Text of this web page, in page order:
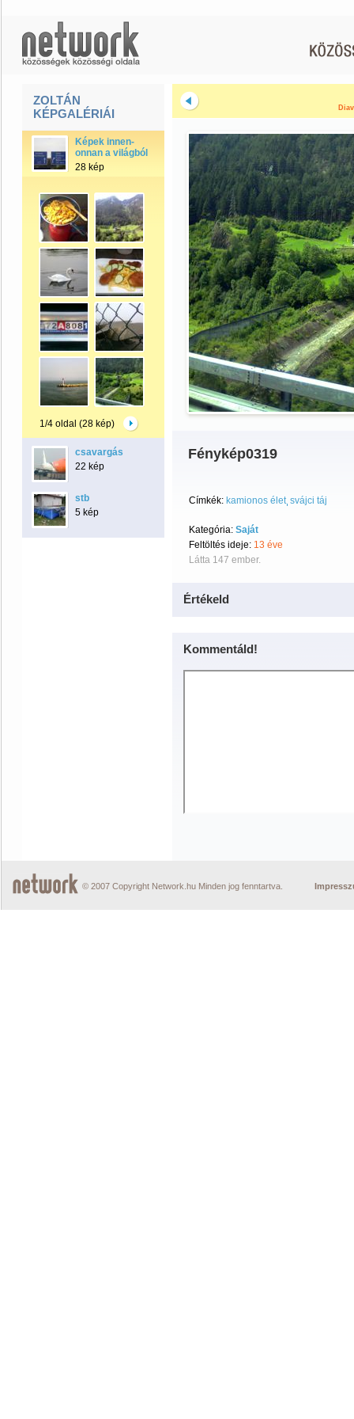
ZOLTÁN
KÉPGALÉRIÁI
Képek innen-
onnan a világból
28 kép
1/4 oldal (28 kép)
csavargás
22 kép
stb
5 kép
Fénykép0319
Címkék: kamionos élet svájci táj
Kategória: Saját
Feltöltés ideje: 13 éve
Látta 147 ember.
Értékeld
Kommentáld!
© 2007 Copyright Network.hu Minden jog fenntartva.